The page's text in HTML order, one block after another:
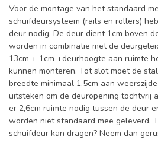
Voor de montage van het standaard
schuifdeursysteem (rails en rollers)
deur nodig. De deur dient 1cm boven
worden in combinatie met de
13cm + 1cm +deurhoogte aan ruimte
kunnen monteren. Tot slot moet de
breedte minimaal 1,5cm aan
uitsteken om de deuropening tochtvrij
er 2,6cm ruimte nodig tussen de deur
worden niet standaard mee geleverd.
schuifdeur kan dragen? Neem dan